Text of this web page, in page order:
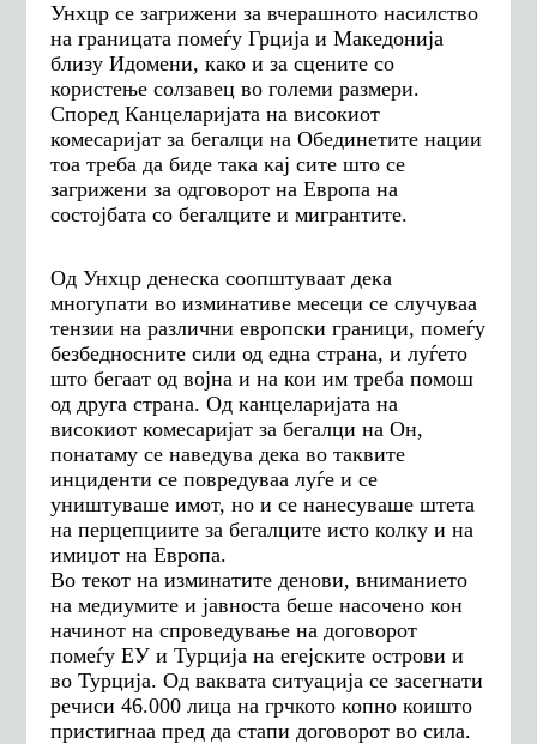
Унхцр се загрижени за вчерашното насилство
на границата помеѓу Грција и Македонија
близу Идомени,како и засцените со
користење солзавец во големи размери.
Според Канцеларијата на високиот
комесаријат за бегалци на Обединетите нации
тоа треба да биде така кај сите што се
загрижени за одговорот на Европа на
состојбата со бегалците и мигрантите.
Од Унхцр денеска соопштуваат дека
многупати во изминативе месеци се случуваа
тензии на различни европски граници, помеѓу
безбедносните сили од една страна, и луѓето
што бегаат од војна и на кои им треба помош
од друга страна.Од канцеларијата на
високиот комесаријат за бегалци на Он,
понатаму се наведува дека во таквите
инциденти се повредуваа луѓе и се
уништуваше имот,но и се нанесуваше штета
на перцепциите за бегалците исто колку и на
имиџот на Европа.
Во текот на изминатите денови, вниманието
на медиумите и јавноста беше насочено кон
начинот на спроведување на договорот
помеѓу ЕУ и Турција на егејските острови и
во Турција.Од ваквата ситуација се засегнати
речиси 46.000 лица на грчкото копно коишто
пристигнаа пред да стапи договорот во сила.